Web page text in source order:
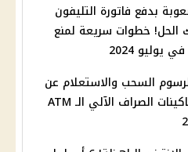
بدفع فاتورة التليفون
الحل! خطوات سريعة لمنع
2024
السحب والاستعلام عن
الرصيد من ماكينات الصراف الآلي الـ ATM